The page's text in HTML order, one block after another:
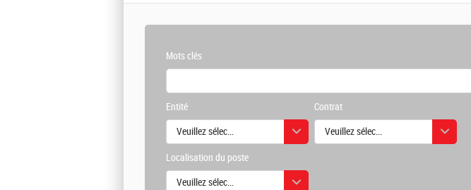
Mots clés
Entité
Veuillez sélectionner une ou des valeurs
Contrat
Veuillez sélectionner une ou des valeurs
Localisation du poste
Veuillez sélectionner une ou des valeurs